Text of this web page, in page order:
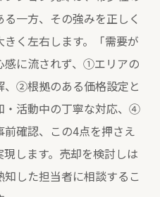
一方、その強みを正しく
く左右します。「需要が
感に流されず、①エリアの
、②根拠のある価格設定と
活動中の丁寧な対応、④
確認、この4点を押さえ
します。売却を検討しは
した担当者に相談するこ